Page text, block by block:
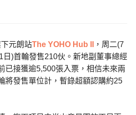
元朗站The YOHO Hub II
，周二(7
日)首輪發售210伙。新地副董事總經
已接獲逾5,500張入票，相信未來兩
將發售單位計，暫錄超額認購約25